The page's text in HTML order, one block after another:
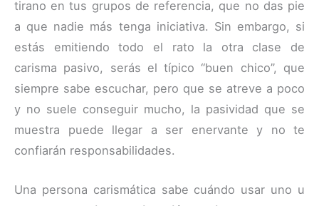
tirano en tus grupos de referencia, que no das pie
a que nadie más tenga iniciativa. Sin embargo, si
estás emitiendo todo el rato la otra clase de
carisma pasivo, serás el típico “buen chico”, que
siempre sabe escuchar, pero que se atreve a poco
y no suele conseguir mucho, la pasividad que se
muestra puede llegar a ser enervante y no te
confiarán responsabilidades.
Una persona carismática sabe cuándo usar uno u